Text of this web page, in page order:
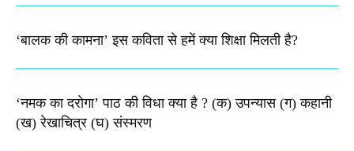
‘बालक की कामना’ इस कविता से हमें क्या शिक्षा मिलती है?
‘नमक का दरोगा’ पाठ की विधा क्या है ? (क) उपन्यास (ग) कहानी
(ख) रेखाचित्र (घ) संस्मरण​